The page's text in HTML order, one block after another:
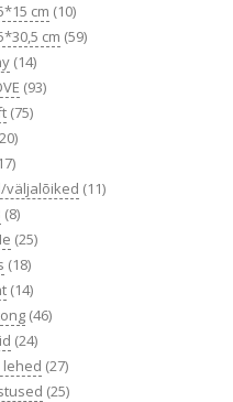
cm (10)
cm (59)
(14)
(93)
(75)
väljalõiked (11)
(8)
(25)
(18)
(14)
(46)
(24)
lehed (27)
(25)